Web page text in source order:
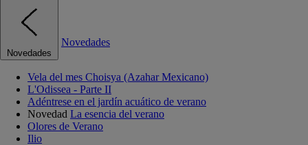
Novedades
Novedades
Vela del mes Choisya (Azahar Mexicano)
L'Odissea - Parte II
Adéntrese en el jardín acuático de verano
Novedad La esencia del verano
Olores de Verano
Ilio